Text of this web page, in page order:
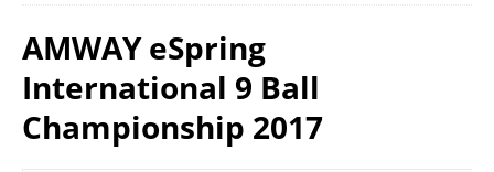
AMWAY eSpring
International 9 Ball
Championship 2017